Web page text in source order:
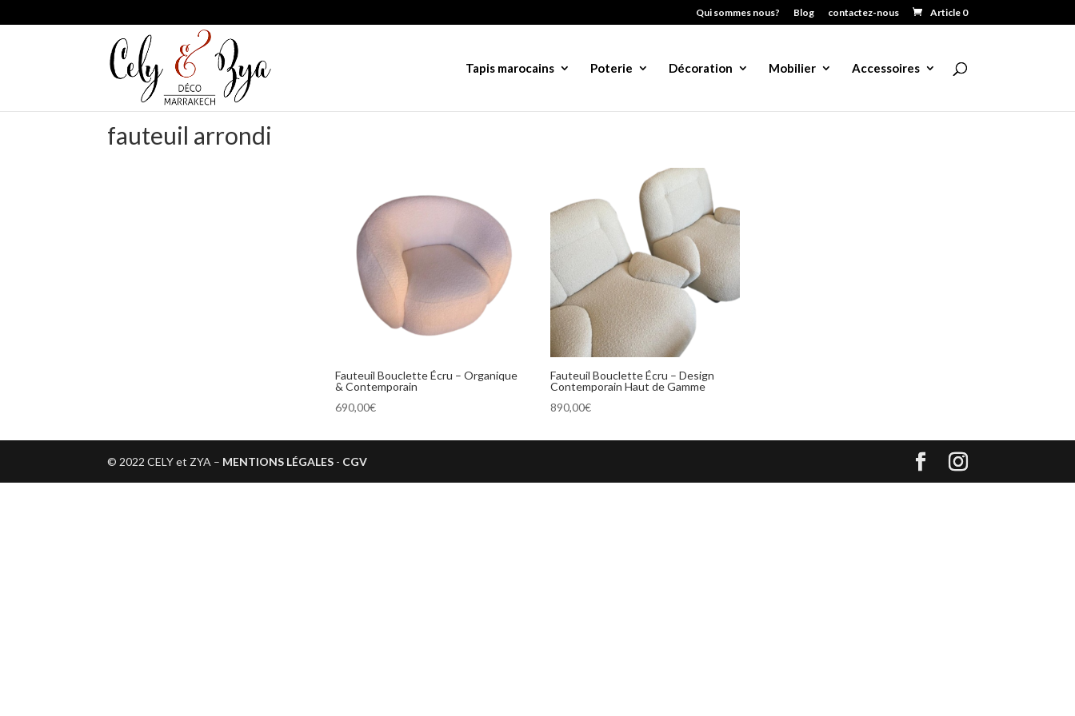
Qui sommes nous? Blog contactez-nous Article 0
Tapis marocains Poterie Décoration Mobilier Accessoires
fauteuil arrondi
Fauteuil Bouclette Écru – Organique
& Contemporain
690,00€
Fauteuil Bouclette Écru – Design
Contemporain Haut de Gamme
890,00€
© 2022 CELY et ZYA – MENTIONS LÉGALES - CGV